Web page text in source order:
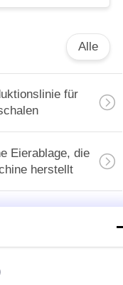
Alle
für
Eierablage, die
herstellt